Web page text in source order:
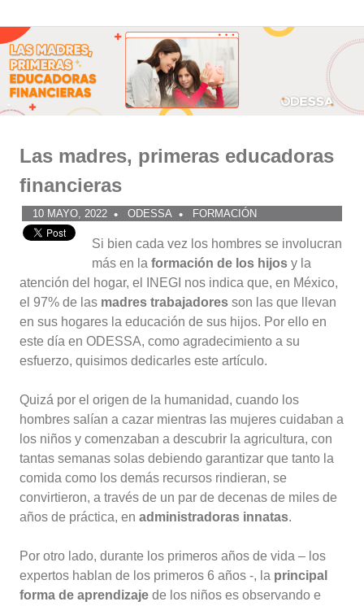
Saltar
al
contenido
Comunidad
ODESSA
Las madres, primeras educadoras
financieras
10 MAYO, 2022 ODESSA FORMACIÓN
Si bien cada vez los hombres se involucran
más en la formación de los hijos y la
atención del hogar, el INEGI nos indica que, en México,
el 97% de las madres trabajadores son las que llevan
en sus hogares la educación de sus hijos. Por ello en
este día en ODESSA, como agradecimiento a su
esfuerzo, quisimos dedicarles este artículo.
Quizá por el origen de la humanidad, cuando los
hombres salían a cazar mientras las mujeres cuidaban a
los niños y comenzaban a descubrir la agricultura, con
tantas semanas solas debiendo garantizar que tanto la
comida como los demás recursos rindieran, se
convirtieron, a través de un par de decenas de miles de
años de práctica, en administradoras innatas.
Por otro lado, durante los primeros años de vida – los
expertos hablan de los primeros 6 años -, la principal
forma de aprendizaje de los niños es observando e